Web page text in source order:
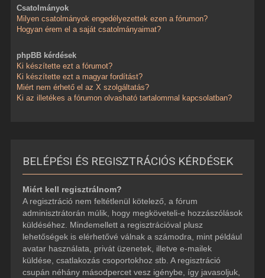
Csatolmányok
Milyen csatolmányok engedélyezettek ezen a fórumon?
Hogyan érem el a saját csatolmányaimat?
phpBB kérdések
Ki készítette ezt a fórumot?
Ki készítette ezt a magyar fordítást?
Miért nem érhető el az X szolgáltatás?
Ki az illetékes a fórumon olvasható tartalommal kapcsolatban?
BELÉPÉSI ÉS REGISZTRÁCIÓS KÉRDÉSEK
Miért kell regisztrálnom?
A regisztráció nem feltétlenül kötelező, a fórum
adminisztrátorán múlik, hogy megköveteli-e hozzászólások
küldéséhez. Mindemellett a regisztrációval plusz
lehetőségek is elérhetővé válnak a számodra, mint például
avatar használata, privát üzenetek, illetve e-mailek
küldése, csatlakozás csoportokhoz stb. A regisztráció
csupán néhány másodpercet vesz igénybe, így javasoljuk,